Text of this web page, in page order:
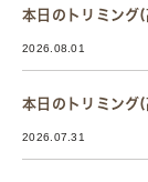
本日のトリミング(
2026.08.01
本日のトリミング(
2026.07.31